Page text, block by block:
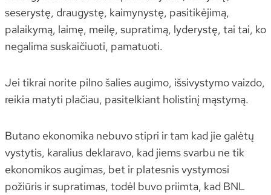
seserystę, draugystę, kaimynystę, pasitikėjimą,
palaikymą, laimę, meilę, supratimą, lyderystę, tai tai, ko
negalima suskaičiuoti, pamatuoti.
Jei tikrai norite pilno šalies augimo, išsivystymo vaizdo,
reikia matyti plačiau, pasitelkiant holistinį mąstymą.
Butano ekonomika nebuvo stipri ir tam kad jie galėtų
vystytis, karalius deklaravo, kad jiems svarbu ne tik
ekonomikos augimas, bet ir platesnis vystymosi
požiūris ir supratimas, todėl buvo priimta, kad BNL